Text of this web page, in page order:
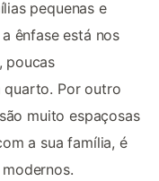
pequenas e
ênfase está nos
poucas
quarto. Por outro
muito espaçosas
a sua família, é